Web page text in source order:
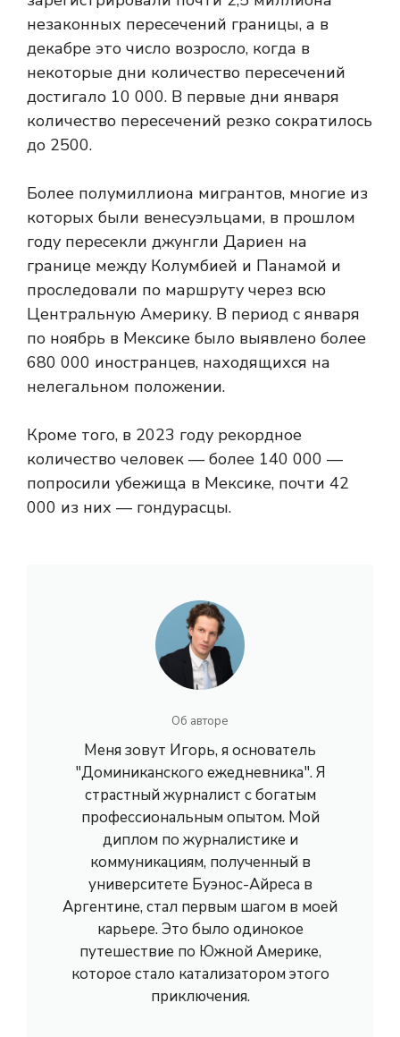
незаконных пересечений границы, а в
декабре это число возросло, когда в
некоторые дни количество пересечений
достигало 10 000. В первые дни января
количество пересечений резко сократилось
до 2500.
Более полумиллиона мигрантов, многие из
которых были венесуэльцами, в прошлом
году пересекли джунгли Дариен на
границе между Колумбией и Панамой и
проследовали по маршруту через всю
Центральную Америку. В период с января
по ноябрь в Мексике было выявлено более
680 000 иностранцев, находящихся на
нелегальном положении.
Кроме того, в 2023 году рекордное
количество человек — более 140 000 —
попросили убежища в Мексике, почти 42
000 из них — гондурасцы.
Об авторе
Меня зовут Игорь, я основатель
"Доминиканского ежедневника". Я
страстный журналист с богатым
профессиональным опытом. Мой
диплом по журналистике и
коммуникациям, полученный в
университете Буэнос-Айреса в
Аргентине, стал первым шагом в моей
карьере. Это было одинокое
путешествие по Южной Америке,
которое стало катализатором этого
приключения.